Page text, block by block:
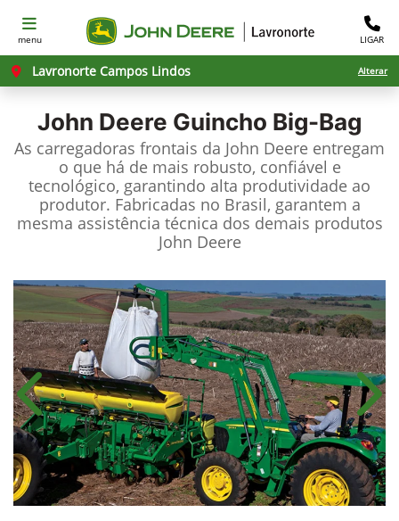
menu LIGAR
Lavronorte Campos Lindos Alterar
John Deere Guincho Big-Bag
As carregadoras frontais da John Deere entregam
o que há de mais robusto, confiável e
tecnológico, garantindo alta produtividade ao
produtor. Fabricadas no Brasil, garantem a
mesma assistência técnica dos demais produtos
John Deere
Anterior